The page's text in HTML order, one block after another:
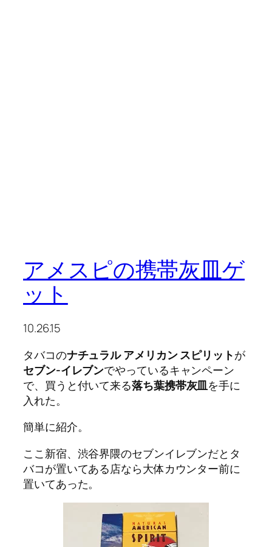
アメスピの携帯灰皿ゲ
ット
10.26.15
タバコのナチュラル アメリカン スピリットが
セブン-イレブンでやっているキャンペーン
で、買うと付いて来る落ち葉携帯灰皿を手に
入れた。
簡単に紹介。
ここ新宿、渋谷界隈のセブンイレブンだとタ
バコが置いてある店なら大体カウンター前に
置いてあった。